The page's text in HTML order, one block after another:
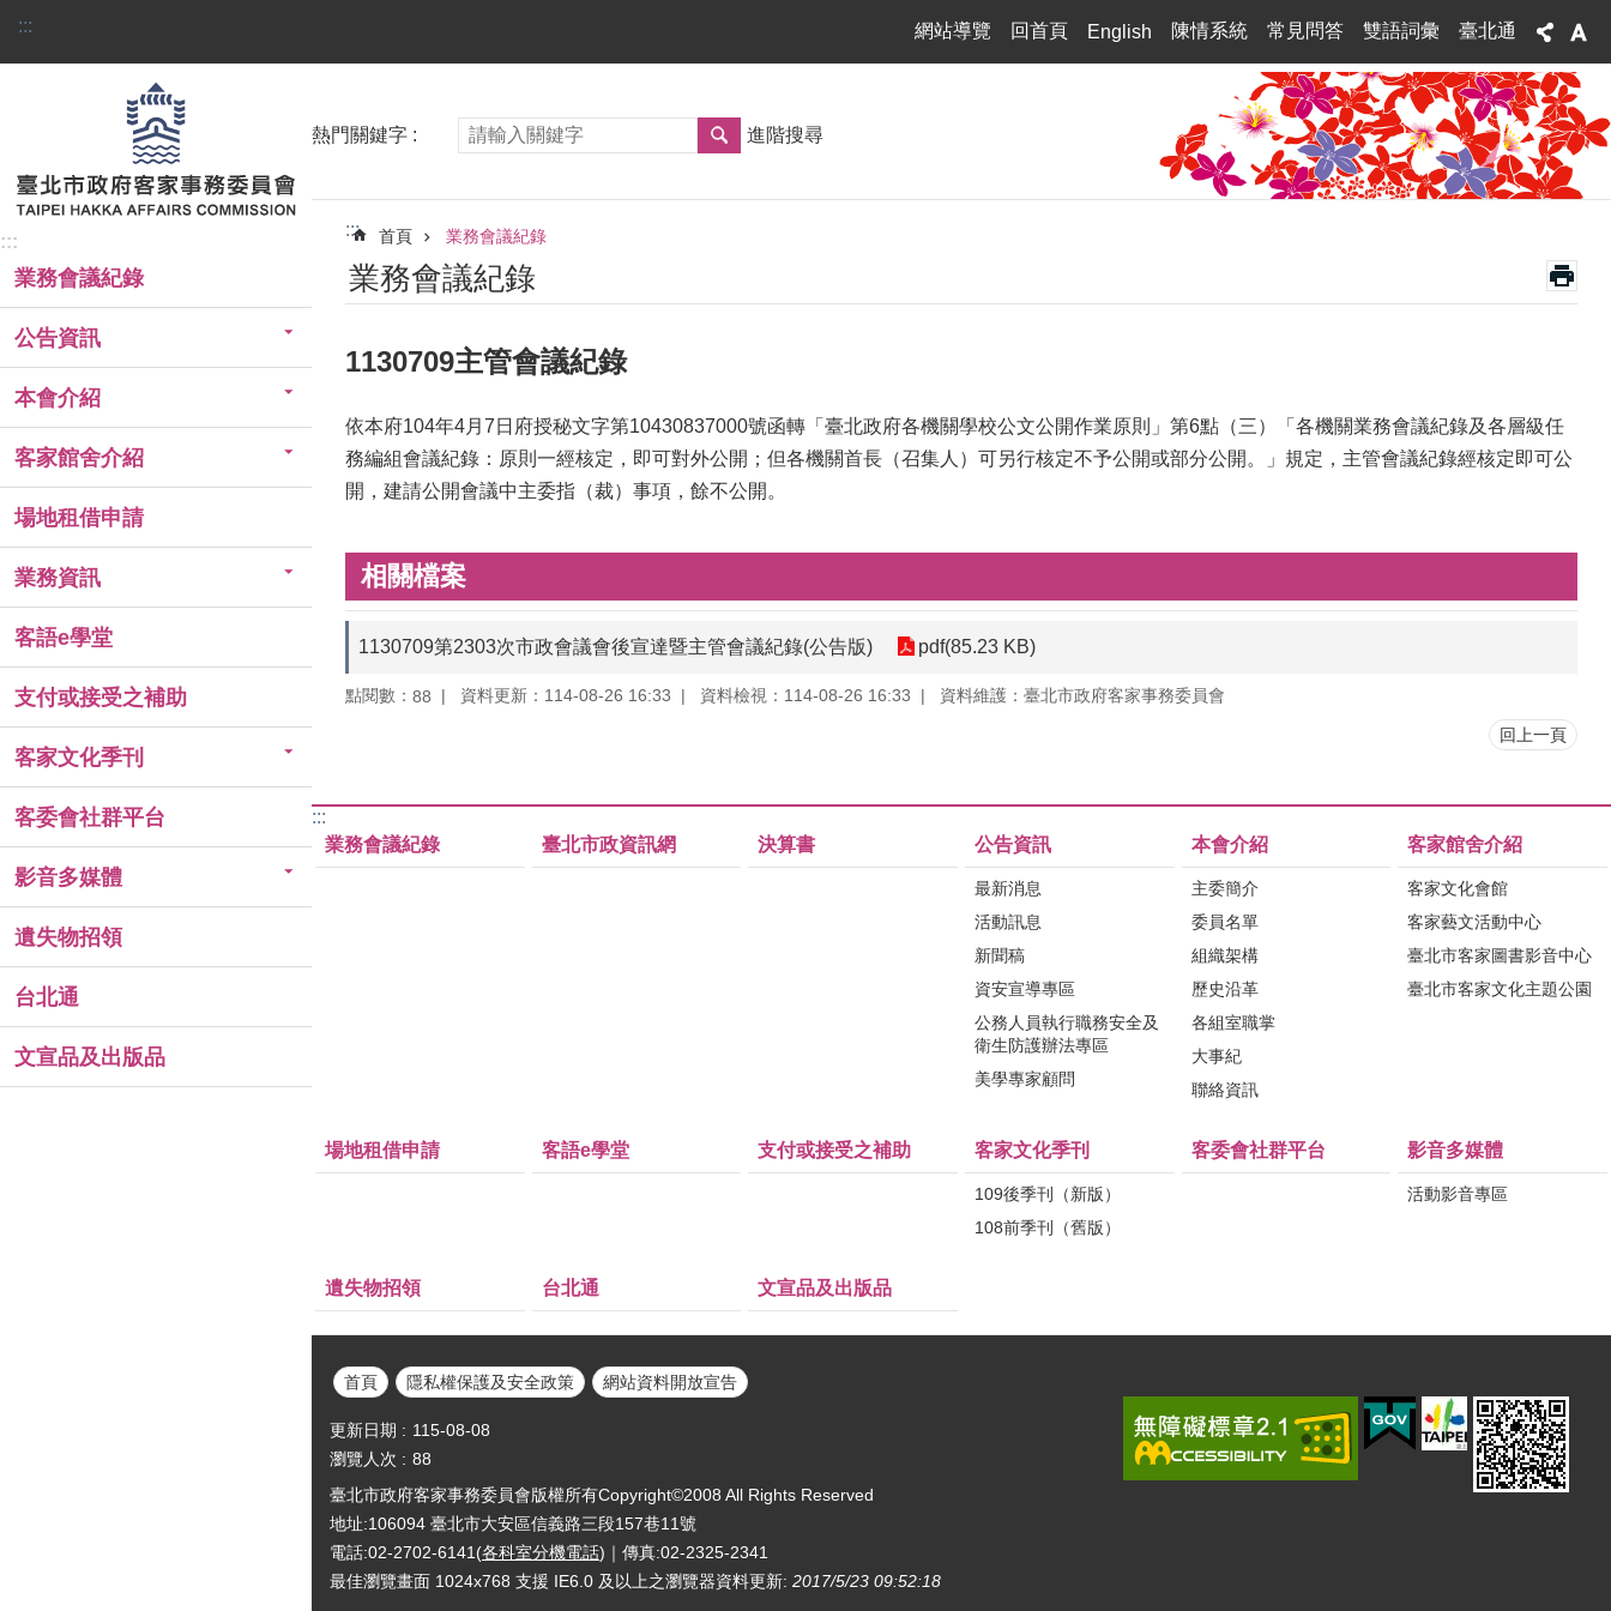
跳到主要內容區塊
::: 網站導覽 回首頁 English 陳情系統 常見問答 雙語詞彙 臺北通
:::
業務會議紀錄
公告資訊
本會介紹
客家館舍介紹
場地租借申請
業務資訊
客語e學堂
支付或接受之補助
客家文化季刊
客委會社群平台
影音多媒體
遺失物招領
台北通
文宣品及出版品
熱門關鍵字 進階搜尋
::: 首頁 業務會議紀錄
業務會議紀錄
1130709主管會議紀錄
依本府104年4月7日府授秘文字第10430837000號函轉「臺北政府各機關學校公文公開作業原則」第6點（三）「各機關業務會議紀錄及各層級任
務編組會議紀錄：原則一經核定，即可對外公開；但各機關首長（召集人）可另行核定不予公開或部分公開。」規定，主管會議紀錄經核定即可公
開，建請公開會議中主委指（裁）事項，餘不公開。
相關檔案
1130709第2303次市政會議會後宣達暨主管會議紀錄(公告版) pdf(85.23 KB)
點閱數： 88 資料更新：114-08-26 16:33 資料檢視：114-08-26 16:33 資料維護：臺北市政府客家事務委員會
回上一頁
:::
業務會議紀錄
臺北市政資訊網 決算書 公告資訊
最新消息
活動訊息
新聞稿
資安宣導專區
公務人員執行職務安全及
衛生防護辦法專區
美學專家顧問
本會介紹
主委簡介
委員名單
組織架構
歷史沿革
各組室職掌
大事紀
聯絡資訊
客家館舍介紹
客家文化會館
客家藝文活動中心
臺北市客家圖書影音中心
臺北市客家文化主題公園
場地租借申請 客語e學堂 支付或接受之補助 客家文化季刊
109後季刊（新版）
108前季刊（舊版）
客委會社群平台 影音多媒體
活動影音專區
遺失物招領 台北通 文宣品及出版品
首頁 隱私權保護及安全政策 網站資料開放宣告
更新日期
115-08-08
瀏覽人次
88
臺北市政府客家事務委員會版權所有Copyright©2008 All Rights Reserved
地址:106094 臺北市大安區信義路三段157巷11號
電話:02-2702-6141(各科室分機電話)｜傳真:02-2325-2341
最佳瀏覽畫面 1024x768 支援 IE6.0 及以上之瀏覽器資料更新: 2017/5/23 09:52:18